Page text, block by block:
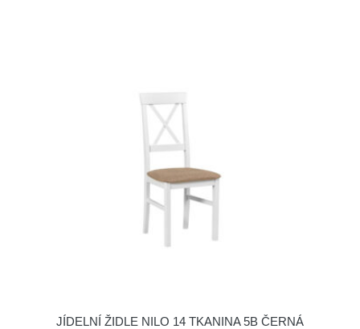
JÍDELNÍ ŽIDLE NILO 14 TKANINA 5B ČERNÁ